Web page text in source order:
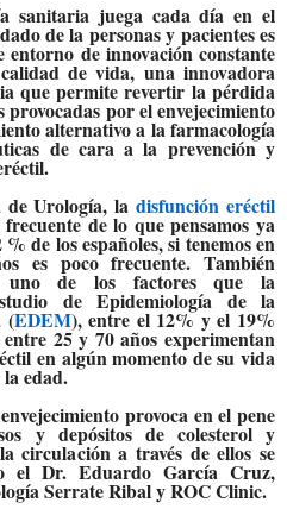
sanitaria juega cada día en el
de la personas y pacientes es
entorno de innovación constante
de vida, una innovadora
que permite revertir la pérdida
provocadas por el envejecimiento
alternativo a la farmacología
de cara a la prevención y
de Urología, ladisfunción eréctil
de lo que pensamos ya
de los españoles, si tenemos en
es poco frecuente. También
uno de los factores que la
de Epidemiología de la
(EDEM), entre el 12% y el 19%
25 y 70 años experimentan
en algún momento de su vida
edad.
provoca en el pene
y depósitos de colesterol y
circulación a través de ellos se
el Dr. Eduardo García Cruz,
Serrate Ribal y ROC Clinic.